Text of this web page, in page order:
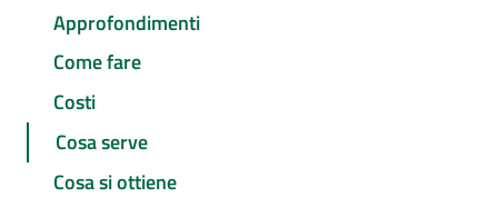
Approfondimenti
Come fare
Costi
Cosa serve
Cosa si ottiene